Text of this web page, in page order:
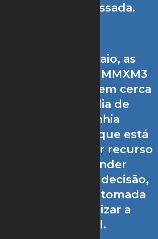
na semana passada.
desde 20 de maio, as
com as ações MMXM3
após caírem cerca
em seu última dia de
A companhia
no mesmo dia que está
para apresentar recurso
intuito de suspender
os efeitos da decisão,
a possibilitar a retomada
e viabilizar a
judicial.